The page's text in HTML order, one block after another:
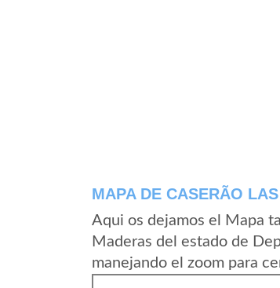
MAPA DE CASERÃ­O
Aqui os dejamos el Mapa
Maderas del estado de
manejando el zoom para